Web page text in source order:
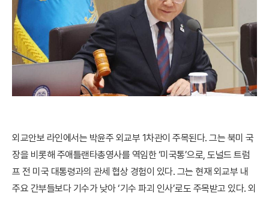
외교안보 라인에서는 박윤주 외교부 1차관이 주목된다. 그는 북미 국
장을 비롯해 주애틀랜타총영사를 역임한 ‘미국통’으로, 도널드 트럼
프 전 미국 대통령과의 관세 협상 경험이 있다. 그는 현재 외교부 내
주요 간부들보다 기수가 낮아 ‘기수 파괴 인사’로도 주목받고 있다. 외